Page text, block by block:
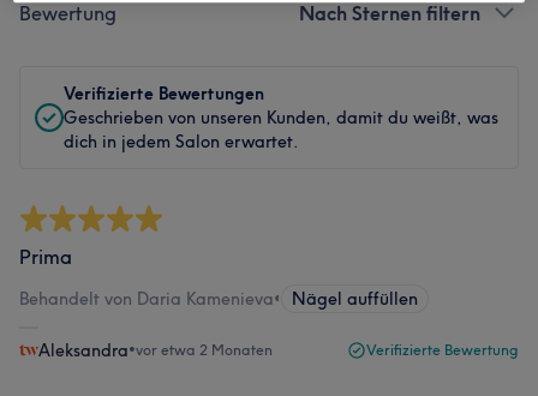
Bewertung Nach Sternen filtern
Verifizierte Bewertungen
Geschrieben von unseren Kunden, damit du weißt, was
dich in jedem Salon erwartet.
Prima
Behandelt von Daria Kamenieva• Nägel auffüllen
Aleksandra•vor etwa 2 Monaten Verifizierte Bewertung